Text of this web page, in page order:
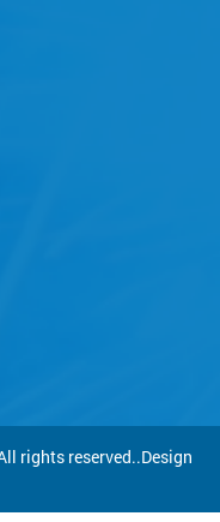
rights reserved..Design